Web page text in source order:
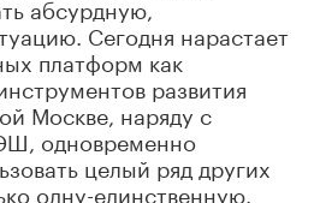
абсурдную,
Сегодня нарастает
платформ как
развития
Москве, наряду с
одновременно
целый ряд других
одну-единственную.